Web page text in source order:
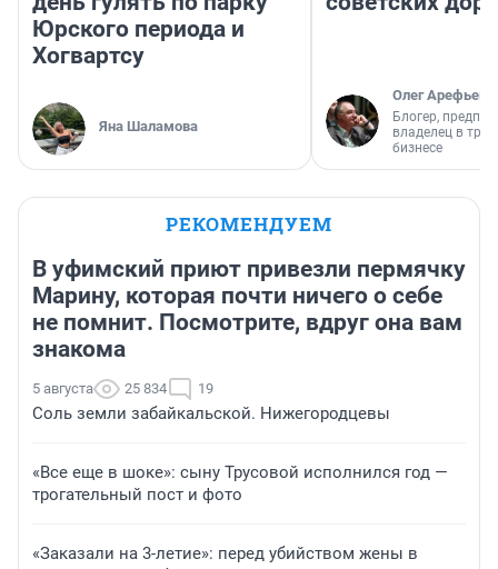
Юрского периода и
Хогвартсу
Яна Шаламова
Олег Арефьев
Блогер,
владелец в
бизнесе
РЕКОМЕНДУЕМ
В уфимский приют привезли пермячку
Марину, которая почти ничего о себе
не помнит. Посмотрите, вдруг она вам
знакома
5 августа 25 834 19
Соль земли забайкальской. Нижегородцевы
«Все еще в шоке»: сыну Трусовой исполнился год —
трогательный пост и фото
«Заказали на 3-летие»: перед убийством жены в